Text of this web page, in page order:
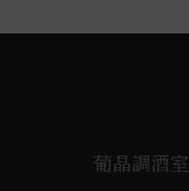
葡晶調酒室